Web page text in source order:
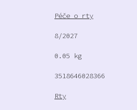
Péče o rty
8/2027
0.05 kg
3518646028366
Rty